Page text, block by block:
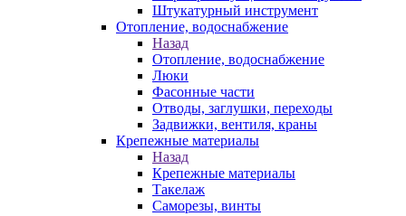
Штукатурный инструмент
Отопление, водоснабжение
Назад
Отопление, водоснабжение
Люки
Фасонные части
Отводы, заглушки, переходы
Задвижки, вентиля, краны
Крепежные материалы
Назад
Крепежные материалы
Такелаж
Саморезы, винты